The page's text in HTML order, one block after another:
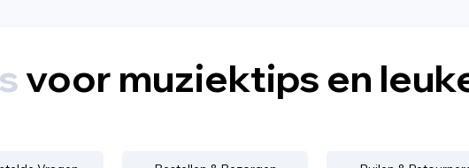
voor muziektips en